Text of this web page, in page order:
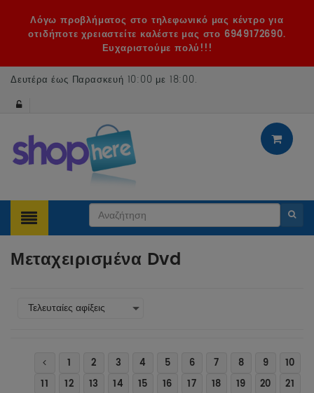
Λόγω προβλήματος στο τηλεφωνικό μας κέντρο για
οτιδήποτε χρειαστείτε καλέστε μας στο 6949172690.
Ευχαριστούμε πολύ!!!
Δευτέρα έως Παρασκευή 10:00 με 18:00.
Μεταχειρισμένα Dvd
1 2 3 4 5 6 7 8 9
10
11
12 13 14 15 16 17 18 19 20
21